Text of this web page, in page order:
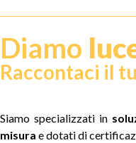
Diamo
Raccontaci il
Siamo specializzati in
misura e dotati di